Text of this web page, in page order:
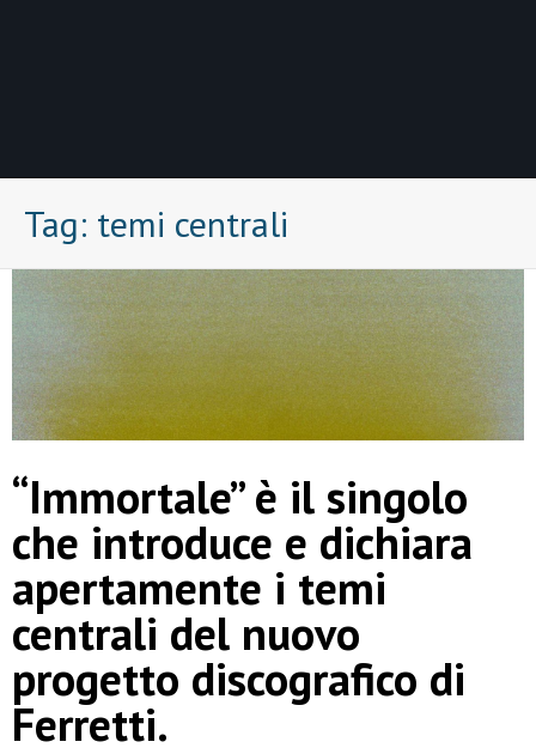
Tag: temi centrali
“Immortale” è il singolo
che introduce e dichiara
apertamente i temi
centrali del nuovo
progetto discografico di
Ferretti.